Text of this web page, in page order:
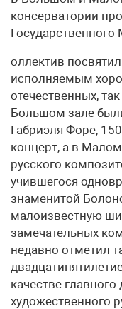
консерватории
Государственного
оллектив
исполняемым
отечественных,
Большом зале
Габриэля Форе,
концерт, а в
русского
учившегося
знаменитой
малоизвестную
замечательных
недавно отметил
качестве
художественного